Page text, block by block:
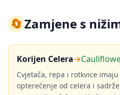
🔄Zamjene s
Korijen Celera→
Cvjetača, repa i rotkvice
opterećenje od celera i